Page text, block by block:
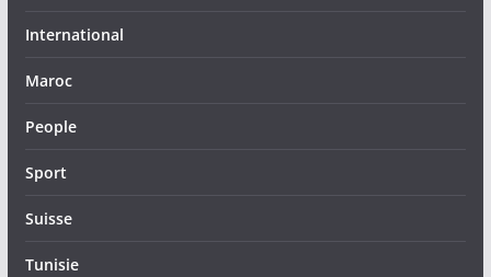
International
Maroc
People
Sport
Suisse
Tunisie